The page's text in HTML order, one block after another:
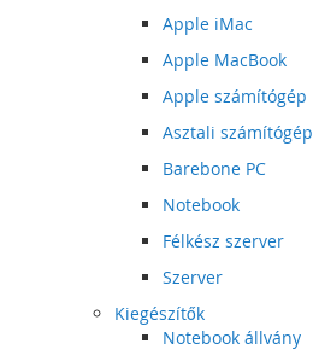
Apple iMac
Apple MacBook
Apple számítógép
Asztali számítógép
Barebone PC
Notebook
Félkész szerver
Szerver
Kiegészítők
Notebook állvány